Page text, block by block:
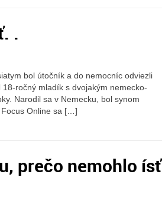
.
bol útočník a do nemocníc odviezli
ročný mladík s dvojakým nemecko-
Narodil sa v Nemecku, bol synom
Focus Online sa […]
prečo nemohlo ísť